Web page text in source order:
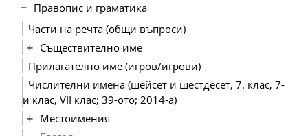
Правопис и граматика
Части на речта (общи въпроси)
Съществително име
Прилагателно име (игров/игрови)
Числителни имена (шейсет и шестдесет, 7. клас, 7-
и клас, VІІ клас; 39-ото; 2014-а)
Местоимения